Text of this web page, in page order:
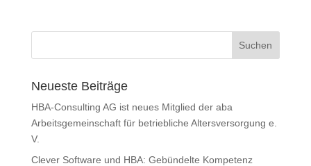
Neueste Beiträge
HBA-Consulting AG ist neues Mitglied der aba
Arbeitsgemeinschaft für betriebliche Altersversorgung e.
V.
Clever Software und HBA: Gebündelte Kompetenz